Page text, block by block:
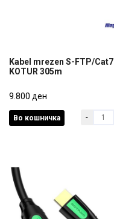
KOTUR 305m
9.800 ден
Kabel mrezen S-FTP/Cat7
KOTUR 305m
9.800 ден
Во кошничка -